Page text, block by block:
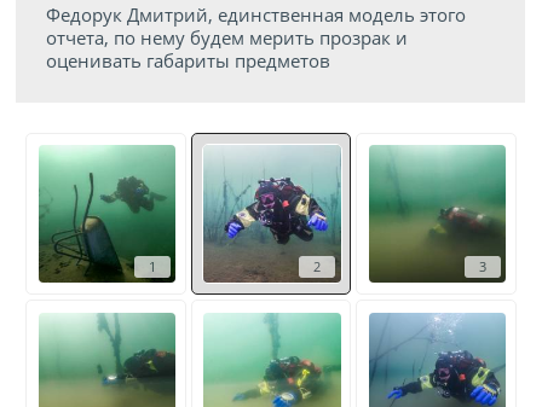
Федорук Дмитрий, единственная модель этого
отчета, по нему будем мерить прозрак и
оценивать габариты предметов
1 2 3